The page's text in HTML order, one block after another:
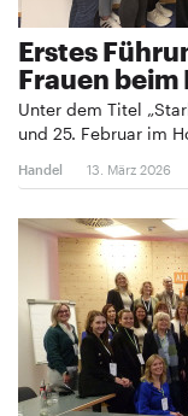
Erstes
Frauen beim
Unter dem Titel
und 25. Februar im
Handel 13. März 2026